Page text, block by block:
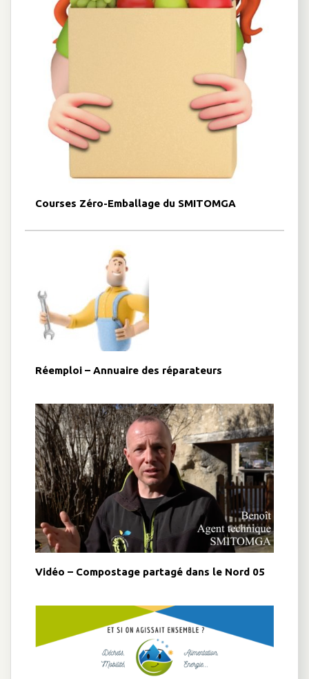
Courses Zéro-Emballage du SMITOMGA
Réemploi – Annuaire des réparateurs
Vidéo – Compostage partagé dans le Nord 05